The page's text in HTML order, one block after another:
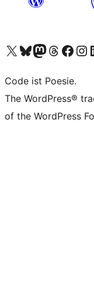
Das X-Konto (früher Twitter) von WordPress.org besuchen
Das Bluesky-Konto von WordPress.org besuchen
Das Mastodon-Konto von WordPress.org
Das Threads-Konto von
Die Facebook-Seite
Das
Code ist Poesie.
The WordPress®
of the WordPress